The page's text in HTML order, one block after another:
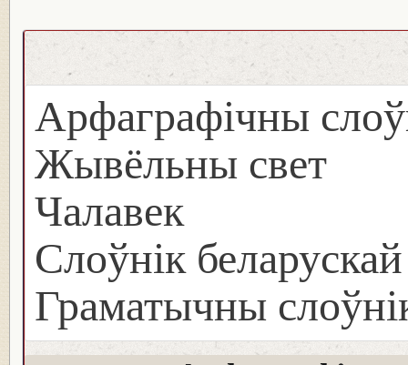
Арфаграфічны
Жывёльны свет
Чалавек
Слоўнік
Граматычны